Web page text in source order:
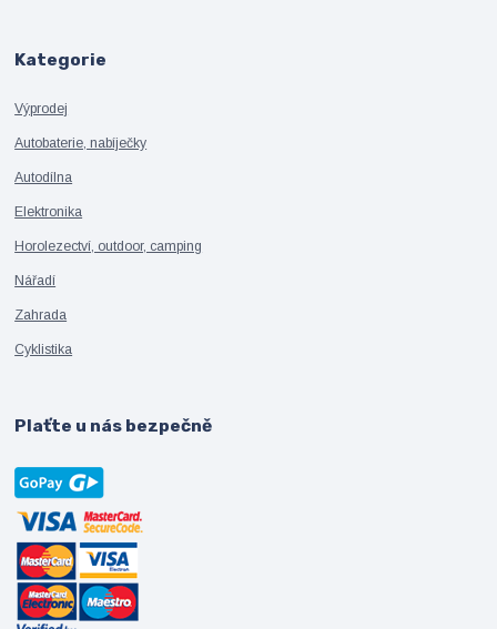
Kategorie
Výprodej
Autobaterie, nabíječky
Autodílna
Elektronika
Horolezectví, outdoor, camping
Nářadí
Zahrada
Cyklistika
Plaťte u nás bezpečně